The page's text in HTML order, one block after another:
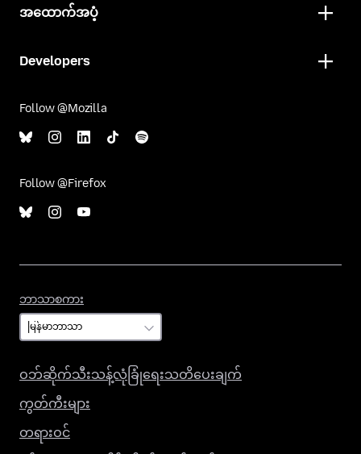
အထောက်အပံ့
Developers
Follow @Mozilla
Follow @Firefox
ဘာသာစကား
ဝဘ်ဆိုက်သီးသန့်လုံခြုံရေးသတိပေးချက်
ကွတ်ကီးများ
တရားဝင်